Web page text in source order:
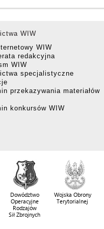
WIW
WIW
redakcyjna
WIW
specjalistyczne
przekazywania materiałów
konkursów WIW
Dowództwo
Operacyjne
Rodzajów
Sił Zbrojnych
Wojska Obrony
Terytorialnej